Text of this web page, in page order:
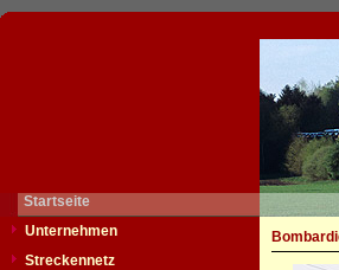
Startseite
Unternehmen
Streckennetz